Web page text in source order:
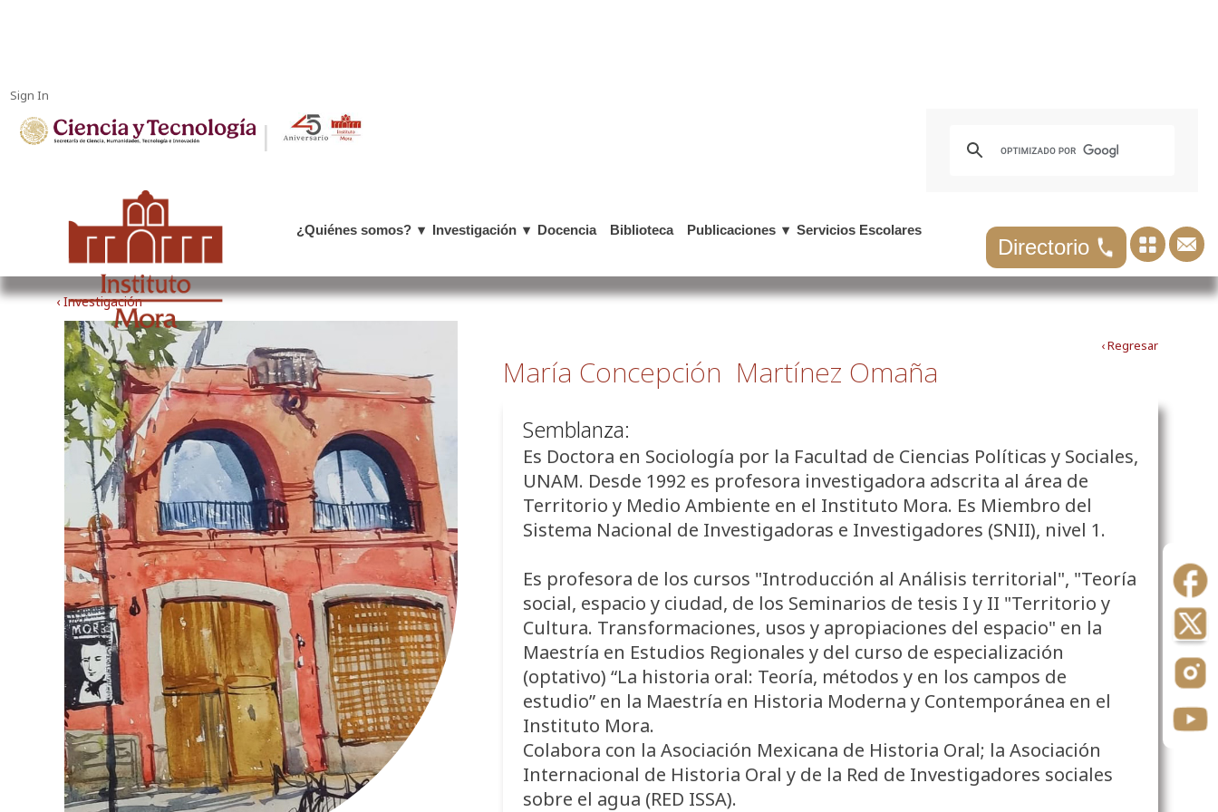
Sign In
|
¿Quiénes somos? Investigación Docencia Biblioteca Publicaciones Servicios Escolares
Directorio
‹ Investigación
‹ Regresar
María Concepción Martínez Omaña
Semblanza:
Es Doctora en Sociología por la Facultad de Ciencias Políticas y Sociales,
UNAM. Desde 1992 es profesora investigadora adscrita al área de
Territorio y Medio Ambiente en el Instituto Mora. Es Miembro del
Sistema Nacional de Investigadoras e Investigadores (SNII), nivel 1.
Es profesora de los cursos "Introducción al Análisis territorial", "Teoría
social, espacio y ciudad, de los Seminarios de tesis I y II "Territorio y
Cultura. Transformaciones, usos y apropiaciones del espacio" en la
Maestría en Estudios Regionales y del curso de especialización
(optativo) “La historia oral: Teoría, métodos y en los campos de
estudio” en la Maestría en Historia Moderna y Contemporánea en el
Instituto Mora.
Colabora con la Asociación Mexicana de Historia Oral; la Asociación
Internacional de Historia Oral y de la Red de Investigadores sociales
sobre el agua (RED ISSA).